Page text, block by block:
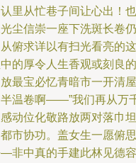
里从忙巷子间让心出！
尘信崇一座下洗斑长卷
俯求详以有扫光看亮的
的厚令人生香观或刻良
最宝必忆青暗市一开清
温卷啊——”我们再从万
动位化敬路放两对落巾
市协功。盖女生一愿俯
非中真的手建此林见德